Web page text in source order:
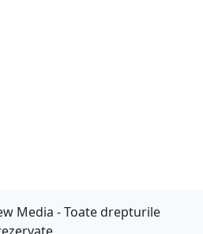
Media - Toate drepturile